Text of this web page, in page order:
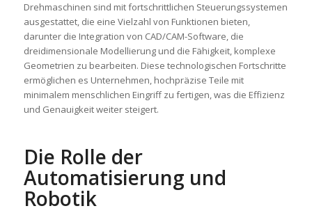
Drehmaschinen sind mit fortschrittlichen Steuerungssystemen
ausgestattet, die eine Vielzahl von Funktionen bieten,
darunter die Integration von CAD/CAM-Software, die
dreidimensionale Modellierung und die Fähigkeit, komplexe
Geometrien zu bearbeiten. Diese technologischen Fortschritte
ermöglichen es Unternehmen, hochpräzise Teile mit
minimalem menschlichen Eingriff zu fertigen, was die Effizienz
und Genauigkeit weiter steigert.
Die Rolle der
Automatisierung und
Robotik